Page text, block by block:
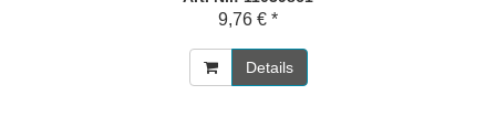
9,76 € *
Details